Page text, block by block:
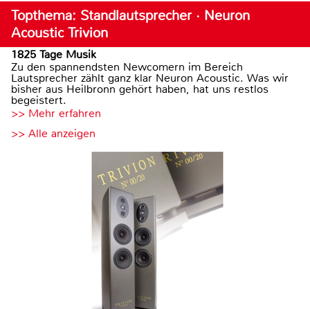
Topthema: Standlautsprecher · Neuron
Acoustic Trivion
1825 Tage Musik
Zu den spannendsten Newcomern im Bereich
Lautsprecher zählt ganz klar Neuron Acoustic. Was wir
bisher aus Heilbronn gehört haben, hat uns restlos
begeistert.
>> Mehr erfahren
>> Alle anzeigen